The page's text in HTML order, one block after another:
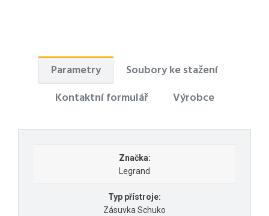
Parametry
Soubory ke stažení
Kontaktní formulář
Výrobce
Značka:
Legrand
Typ přístroje:
Zásuvka Schuko